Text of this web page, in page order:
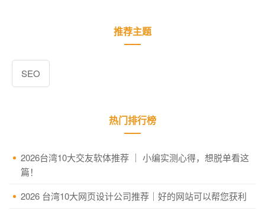
推荐主题
SEO
热门排行榜
2026台湾10大交友软体推荐 ｜ 小编实测心得，想脱单看这
篇！
2026 台湾10大网页设计公司推荐｜好的网站可以帮您获利